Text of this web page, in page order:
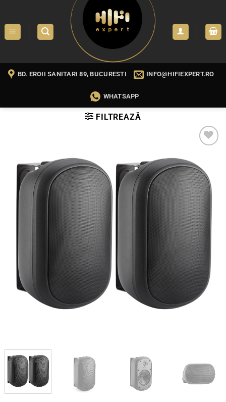
content
BD. EROII SANITARI 89, BUCURESTI INFO@HIFIEXPERT.RO
WHATSAPP
FILTREAZĂ